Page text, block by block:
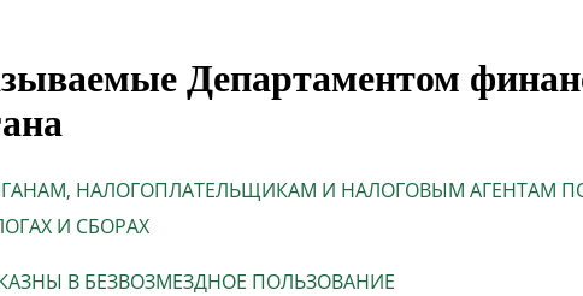
Департаментом
НАЛОГОПЛАТЕЛЬЩИКАМ И НАЛОГОВЫМ АГЕНТАМ
И СБОРАХ
В БЕЗВОЗМЕЗДНОЕ ПОЛЬЗОВАНИЕ